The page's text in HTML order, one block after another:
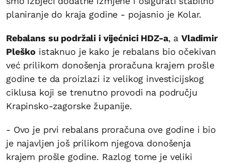
planiranje do kraja godine - pojasnio je Kolar.
Rebalans su podržali i vijećnici HDZ-a, a Vladimir
Pleško istaknuo je kako je rebalans bio očekivan
već prilikom donošenja proračuna krajem prošle
godine te da proizlazi iz velikog investicijskog
ciklusa koji se trenutno provodi na području
Krapinsko-zagorske županije.
- Ovo je prvi rebalans proračuna ove godine i bio
je najavljen još prilikom njegova donošenja
krajem prošle godine. Razlog tome je veliki